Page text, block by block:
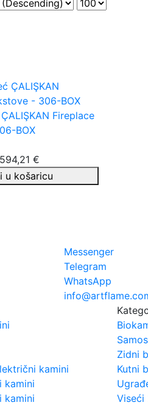
Fireplace
BOX
€
u košaricu
Messenger
Telegram
WhatsApp
kamini
kamini
kamini
Zidni
Kutni
Viseći